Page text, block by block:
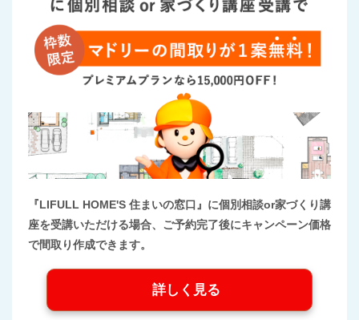
『LIFULL HOME'S 住まいの窓口』に個別相談or家づくり講
座を受講いただける場合、ご予約完了後にキャンペーン価格
で間取り作成できます。
詳しく見る